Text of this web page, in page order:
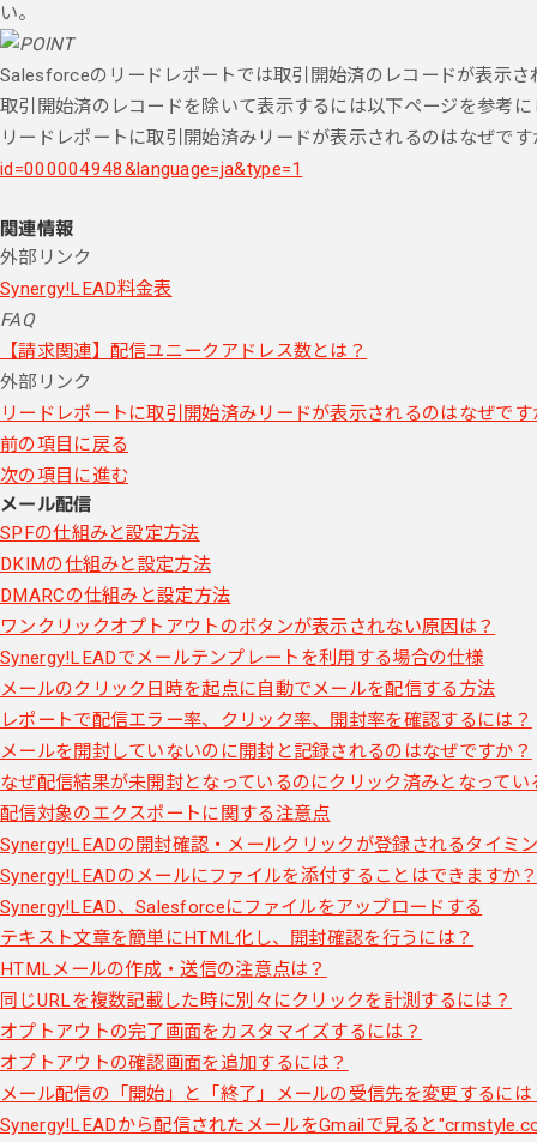
い。
Salesforceのリードレポートでは取引開始済のレコードが表示さ
取引開始済のレコードを除いて表示するには以下ページを参考
リードレポートに取引開始済みリードが表示されるのはなぜです
id=000004948&language=ja&type=1
関連情報
外部リンク
Synergy!LEAD料金表
FAQ
【請求関連】配信ユニークアドレス数とは？
外部リンク
リードレポートに取引開始済みリードが表示されるのはなぜです
前の項目に戻る
次の項目に進む
メール配信
SPFの仕組みと設定方法
DKIMの仕組みと設定方法
DMARCの仕組みと設定方法
ワンクリックオプトアウトのボタンが表示されない原因は？
Synergy!LEADでメールテンプレートを利用する場合の仕様
メールのクリック日時を起点に自動でメールを配信する方法
レポートで配信エラー率、クリック率、開封率を確認するには？
メールを開封していないのに開封と記録されるのはなぜですか？
なぜ配信結果が未開封となっているのにクリック済みとなってい
配信対象のエクスポートに関する注意点
Synergy!LEADの開封確認・メールクリックが登録されるタイミ
Synergy!LEADのメールにファイルを添付することはできますか
Synergy!LEAD、Salesforceにファイルをアップロードする
テキスト文章を簡単にHTML化し、開封確認を行うには？
HTMLメールの作成・送信の注意点は？
同じURLを複数記載した時に別々にクリックを計測するには？
オプトアウトの完了画面をカスタマイズするには？
オプトアウトの確認画面を追加するには？
メール配信の「開始」と「終了」メールの受信先を変更するには
Synergy!LEADから配信されたメールをGmailで見ると